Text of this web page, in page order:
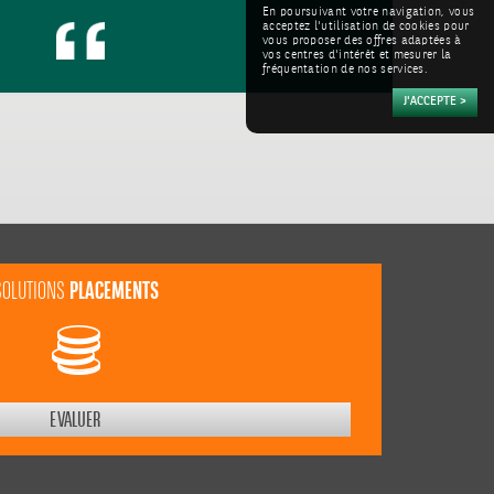
PLACEMENTS
EVALUER
En poursuivant votre navigation, vous
acceptez l'utilisation de cookies pour
vous proposer des offres adaptées à
vos centres d'intérêt et mesurer la
fréquentation de nos services.